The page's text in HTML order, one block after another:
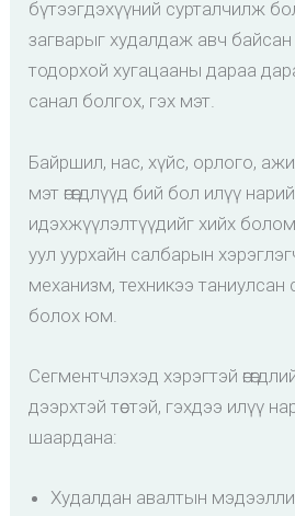
бүтээгдэхүүний сурталчилж
загварыг худалдаж авч байсан
тодорхой хугацааны дараа
санал болгох, гэх мэт.
Байршил, нас, хүйс, орлого,
мэт өгөгдлүүд бий бол илүү
идэхжүүлэлтүүдийг хийх
уул уурхайн салбарын
механизм, техникээ таниулсан
болох юм.
Сегментчлэхэд хэрэгтэй
дээрхтэй төстэй, гэхдээ илүү
шаардана:
Худалдан авалтын